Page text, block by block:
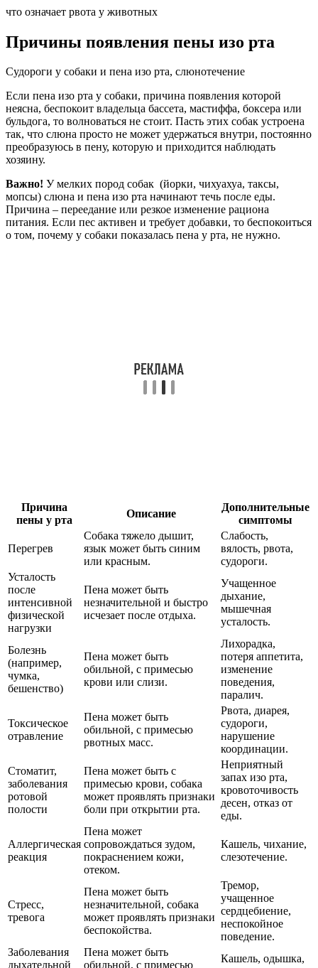
что означает рвота у животных
Причины появления пены изо рта
Судороги у собаки и пена изо рта, слюнотечение
Если пена изо рта у собаки, причина появления которой
неясна, беспокоит владельца бассета, мастиффа, боксера или
бульдога, то волноваться не стоит. Пасть этих собак устроена
так, что слюна просто не может удержаться внутри, постоянно
преобразуюсь в пену, которую и приходится наблюдать
хозяину.
Важно! У мелких пород собак (йорки, чихуахуа, таксы,
мопсы) слюна и пена изо рта начинают течь после еды.
Причина – переедание или резкое изменение рациона
питания. Если пес активен и требует добавки, то беспокоиться
о том, почему у собаки показалась пена у рта, не нужно.
Причина
пены у рта
Описание
Дополнительные
симптомы
Перегрев
Собака тяжело дышит,
язык может быть синим
или красным.
Слабость,
вялость, рвота,
судороги.
Усталость
после
интенсивной
физической
нагрузки
Пена может быть
незначительной и быстро
исчезает после отдыха.
Учащенное
дыхание,
мышечная
усталость.
Болезнь
(например,
чумка,
бешенство)
Пена может быть
обильной, с примесью
крови или слизи.
Лихорадка,
потеря аппетита,
изменение
поведения,
паралич.
Токсическое
отравление
Пена может быть
обильной, с примесью
рвотных масс.
Рвота, диарея,
судороги,
нарушение
координации.
Стоматит,
заболевания
ротовой
полости
Пена может быть с
примесью крови, собака
может проявлять признаки
боли при открытии рта.
Неприятный
запах изо рта,
кровоточивость
десен, отказ от
еды.
Аллергическая
реакция
Пена может
сопровождаться зудом,
покраснением кожи,
отеком.
Кашель, чихание,
слезотечение.
Стресс,
тревога
Пена может быть
незначительной, собака
может проявлять признаки
беспокойства.
Тремор,
учащенное
сердцебиение,
неспокойное
поведение.
Заболевания
дыхательной
Пена может быть
обильной, с примесью
Кашель, одышка,